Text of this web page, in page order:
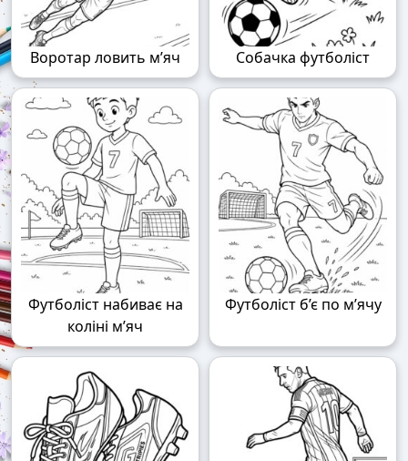
Воротар ловить м’яч Собачка футболіст
Футболіст набиває на
коліні м’яч
Футболіст б’є по м’ячу